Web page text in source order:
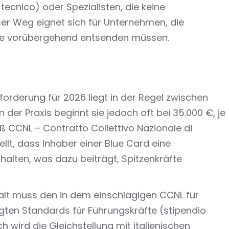
oder Spezialisten, die keine
Weg eignet sich für Unternehmen, die
vorübergehend entsenden müssen.
für 2026 liegt in der Regel zwischen
der Praxis beginnt sie jedoch oft bei 35.000 €, je
CCNL – Contratto Collettivo Nazionale di
dass Inhaber einer Blue Card eine
was dazu beiträgt, Spitzenkräfte
muss den in dem einschlägigen CCNL für
Standards für Führungskräfte (stipendio
wird die Gleichstellung mit italienischen